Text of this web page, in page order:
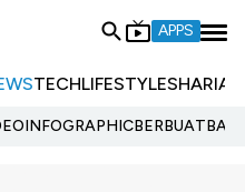
APPS
TECHLIFESTYLESHARIA
INFOGRAPHIC